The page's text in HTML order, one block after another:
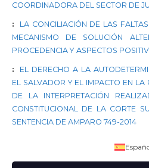
COORDINADORA DEL SECTOR DE
:
LA CONCILIACIÓN DE LAS
MECANISMO DE SOLUCIÓN
PROCEDENCIA Y ASPECTOS
:
EL DERECHO A LA
EL SALVADOR Y EL IMPACTO EN LA
DE LA INTERPRETACIÓN
CONSTITUCIONAL DE LA CORTE
SENTENCIA DE AMPARO 749-2014